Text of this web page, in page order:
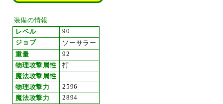
装備の情報
レベル
90
ジョブ
ソーサラー
重量
92
物理攻撃属性
打
魔法攻撃属性
-
物理攻撃力
2596
魔法攻撃力
2894